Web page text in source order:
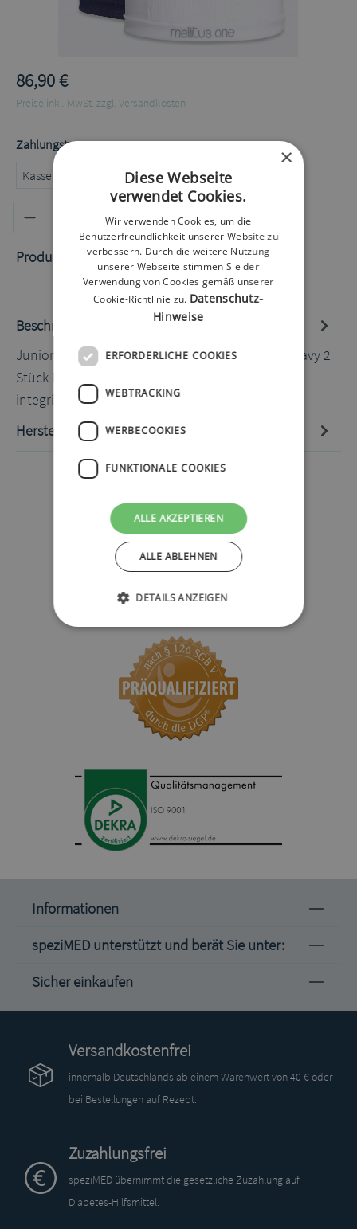
86,90 €
Preise inkl. MwSt. zzgl. Versandkosten
Zahlungstypauswählen
Kassenrezept
Privatrezept Selbstzahler
In den Warenkorb
Produktnummer:60072219.2
Beschreibung
Junior Belly One Bauchband XS 50-56cm weiß/navy 2
Stück Das praktische Bauchband mit einer
integrierten Tasche v…Mehr
Hersteller-Informationen
Informationen
speziMED unterstützt und berät Sie unter:
Sicher einkaufen
Versandkostenfrei
innerhalb Deutschlands ab einem Warenwert von 40 € oder
bei Bestellungen auf Rezept.
Zuzahlungsfrei
speziMED übernimmt die gesetzliche Zuzahlung auf
Diabetes-Hilfsmittel.
×
Diese Webseite
verwendet Cookies.
Wir verwenden Cookies, um die
Benutzerfreundlichkeit unserer Website zu
verbessern. Durch die weitere Nutzung
unserer Webseite stimmen Sie der
Verwendung von Cookies gemäß unserer
Cookie-Richtlinie zu. Datenschutz-
Hinweise
ERFORDERLICHE COOKIES
WEBTRACKING
WERBECOOKIES
FUNKTIONALE COOKIES
ALLE AKZEPTIEREN
ALLE ABLEHNEN
DETAILS ANZEIGEN